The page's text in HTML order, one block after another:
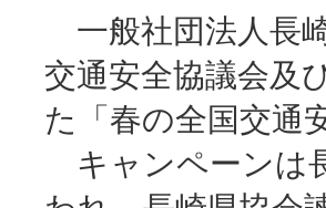
一般社団法人長
交通安全協議会及
た「春の全国交通
キャンペーンは